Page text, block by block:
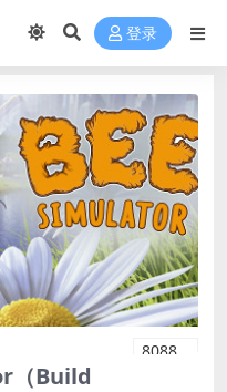
登录
8088
（Build